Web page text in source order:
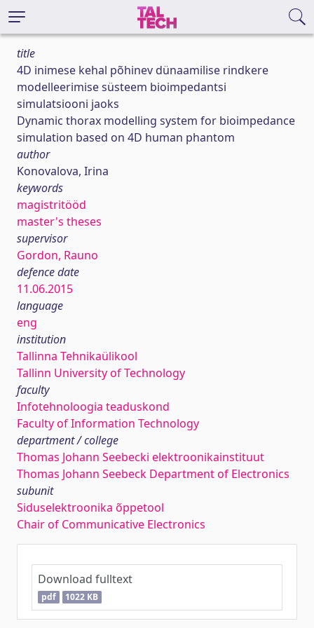
title
4D inimese kehal põhinev dünaamilise rindkere
modelleerimise süsteem bioimpedantsi
simulatsiooni jaoks
Dynamic thorax modelling system for bioimpedance
simulation based on 4D human phantom
author
Konovalova, Irina
keywords
magistritööd
master's theses
supervisor
Gordon, Rauno
defence date
11.06.2015
language
eng
institution
Tallinna Tehnikaülikool
Tallinn University of Technology
faculty
Infotehnoloogia teaduskond
Faculty of Information Technology
department / college
Thomas Johann Seebecki elektroonikainstituut
Thomas Johann Seebeck Department of Electronics
subunit
Siduselektroonika õppetool
Chair of Communicative Electronics
Download fulltext
pdf 1022 KB